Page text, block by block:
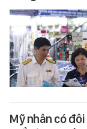
Mỹ nhân có